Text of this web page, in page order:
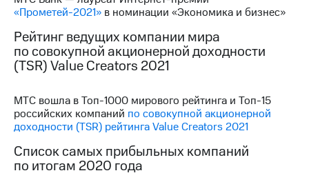
приобретения
Порядок
акций
Дивиденды
Рынок
Описание
Еврооблигации-2023
Уведомление
о
погашении
именных
«Прометей-2021» в номинации «Экономика и бизнес»
Рейтинг ведущих компании мира
по совокупной акционерной доходности
(TSR) Value Creators 2021
МТС вошла в Топ-1000 мирового рейтинга и Топ-15
российских компаний по совокупной акционерной
доходности (TSR) рейтинга Value Creators 2021
Список самых прибыльных компаний
по итогам 2020 года